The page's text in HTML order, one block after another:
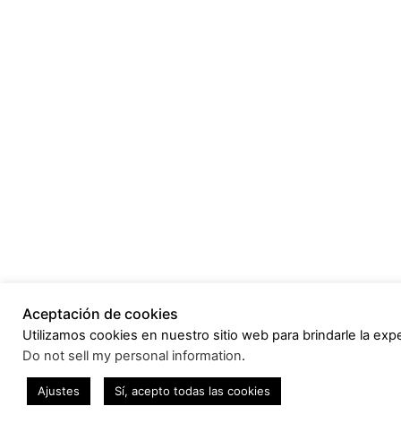
Aceptación de cookies
Utilizamos cookies en nuestro sitio web para brindarle la
Do not sell my personal information.
Ajustes Sí, acepto todas las cookies